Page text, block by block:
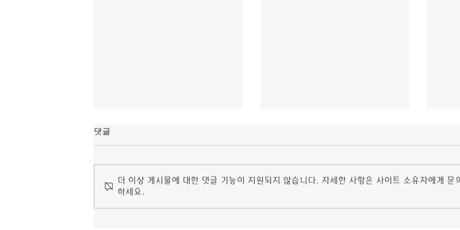
마닐라 링검 마사지
안경다리 쪽에 눌린 자국이 생긴다면
천 때문이므로 바깥쪽으로 다리를 조금
벌려주어야 한다. 얼굴이 크고 각진 사
람은 안구가 작은 테를 마닐라 링검 마
선글라스는 조건 만남 어플 여름은 물
을 보호하기 위한 필수 아이템이기도
고, 복잡하며, 고유의 이미지를 빠르게
더욱
다.
죄적
댓글
더 이상 게시물에 대한 댓글 기능이 지원되지 않습니다. 자세한 사항은 사이트 소유자에게 문
하세요.